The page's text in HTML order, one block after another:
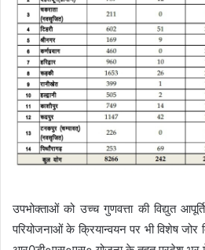
उपभोक्ताओं को उच्च गुणवत्ता की विद्युत
परियोजनाओं के क्रियान्वयन पर भी विशेष जोर